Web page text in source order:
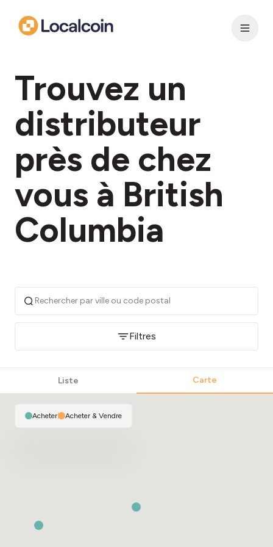
Trouvez un
distributeur
près de chez
vous à British
Columbia
Filtres
Liste Carte
Acheter| Acheter & Vendre